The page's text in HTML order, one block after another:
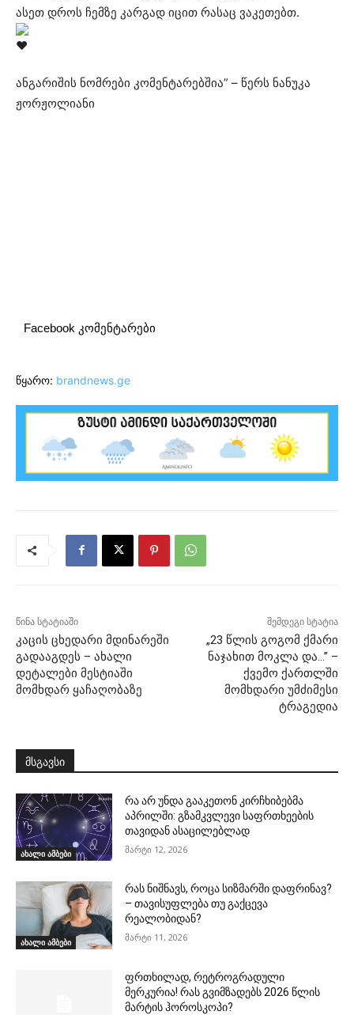
ასეთ დროს ჩემზე კარგად იცით რასაც ვაკეთებთ.
ანგარიშის ნომრები კომენტარებშია” – წერს ნანუკა
ჟორჟოლიანი
Facebook კომენტარები
წყარო: brandnews.ge
წინა სტატიაში
კაცის ცხედარი მდინარეში
გადააგდეს – ახალი
დეტალები მესტიაში
მომხდარ ყაჩაღობაზე
შემდეგი სტატია
„23 წლის გოგომ ქმარი
ნაჯახით მოკლა და…” –
ქვემო ქართლში
მომხდარი უმძიმესი
ტრაგედია
მსგავსი
ახალი ამბები
რა არ უნდა გააკეთონ კირჩხიბებმა
აპრილში: გზამკვლევი საფრთხეების
თავიდან ასაცილებლად
მარტი 12, 2026
ახალი ამბები
რას ნიშნავს, როცა სიზმარში დაფრინავ?
– თავისუფლება თუ გაქცევა
რეალობიდან?
მარტი 11, 2026
ფრთხილად, რეტროგრადული
მერკურია! რას გვიმზადებს 2026 წლის
მარტის ჰოროსკოპი?